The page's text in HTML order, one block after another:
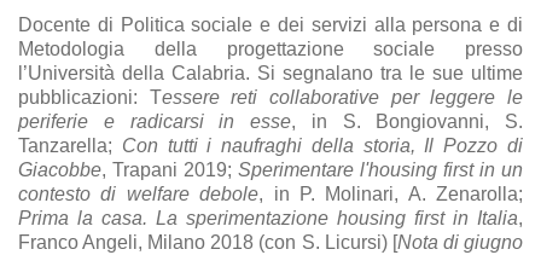
Docente di Politica sociale e dei servizi alla persona e di
Metodologia della progettazione sociale presso
l’Università della Calabria. Si segnalano tra le sue ultime
pubblicazioni: Tessere reti collaborative per leggere le
periferie e radicarsi in esse, in S. Bongiovanni, S.
Tanzarella; Con tutti i naufraghi della storia, Il Pozzo di
Giacobbe, Trapani 2019; Sperimentare l'housing first in un
contesto di welfare debole, in P. Molinari, A. Zenarolla;
Prima la casa. La sperimentazione housing first in Italia,
Franco Angeli, Milano 2018 (con S. Licursi) [Nota di giugno